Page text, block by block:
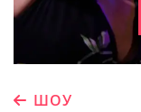
ШОУ